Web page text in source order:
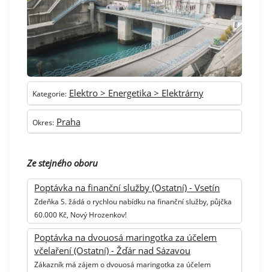
Kategorie: Elektro > Energetika > Elektrárny
Okres: Praha
Ze stejného oboru
Poptávka na finanční služby (Ostatní) - Vsetín
Zdeňka S. žádá o rychlou nabídku na finanční služby, půjčka
60.000 Kč, Nový Hrozenkov!
Poptávka na dvouosá maringotka za účelem
včelaření (Ostatní) - Žďár nad Sázavou
Zákazník má zájem o dvouosá maringotka za účelem